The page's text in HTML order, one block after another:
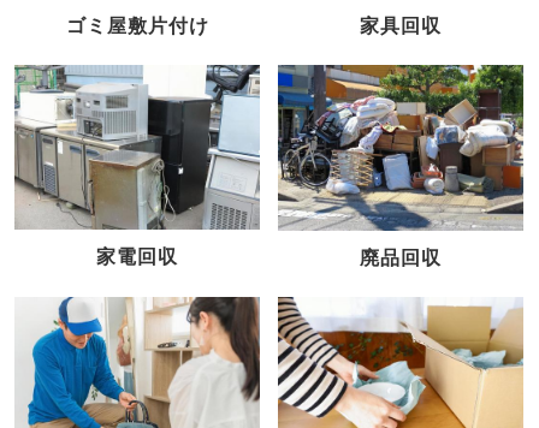
ゴミ屋敷片付け 家具回収
家電回収 廃品回収